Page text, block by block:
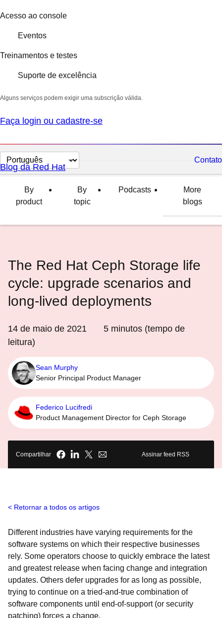
Acesso ao console
Eventos
Treinamentos e testes
Suporte de excelência
Alguns serviços podem exigir uma subscrição válida.
Faça login ou cadastre-se
Selecionar
idioma
Contato
Blog da Red Hat
By
product
By
topic
Podcasts
More
blogs
The Red Hat Ceph Storage life
cycle: upgrade scenarios and
long-lived deployments
14 de maio de 2021 5 minutos (tempo de
leitura)
Sean Murphy
Senior Principal Product Manager
Federico Lucifredi
Product Management Director for Ceph Storage
Compartilhar Assinar feed RSS
Retornar a todos os artigos
Different industries have varying requirements for the
software systems on which their respective businesses
rely. Some operators choose to quickly embrace the latest
and greatest release when facing change and integration
updates. Others defer upgrades for as long as possible,
trying to continue on a tried-and-true combination of
software components until end-of-support (or security
patching) forces a change.